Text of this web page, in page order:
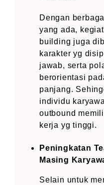
Dengan
yang ada,
building juga
karakter yg
jawab, serta
berorientasi
panjang.
individu
outbound
kerja yg tinggi.
Peningkatan
Masing
Selain untuk